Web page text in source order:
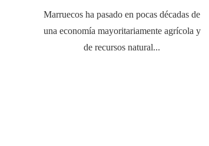
Marruecos ha pasado en pocas décadas de
una economía mayoritariamente agrícola y
de recursos natural...